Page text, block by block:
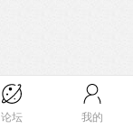
论坛 我的